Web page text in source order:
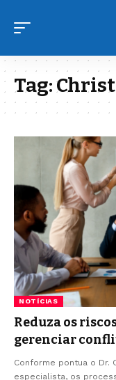
Tag:
NOTÍCIAS
Reduza os
gerenciar
Conforme pontua o Dr.
especialista, os